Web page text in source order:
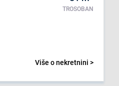
TROSOBAN
Više o nekretnini >